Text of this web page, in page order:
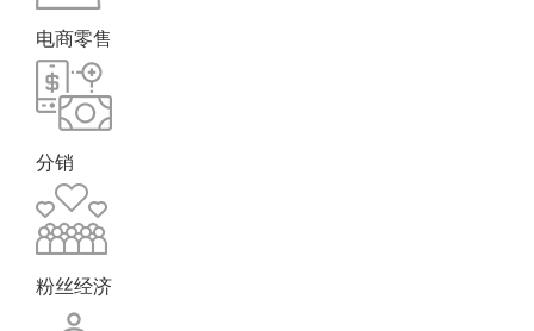
电商零售
分销
粉丝经济